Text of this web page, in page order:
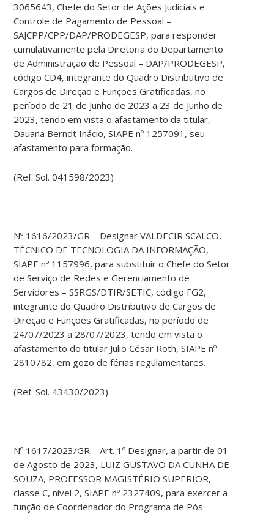
3065643, Chefe do Setor de Ações Judiciais e
Controle de Pagamento de Pessoal –
SAJCPP/CPP/DAP/PRODEGESP, para responder
cumulativamente pela Diretoria do Departamento
de Administração de Pessoal – DAP/PRODEGESP,
código CD4, integrante do Quadro Distributivo de
Cargos de Direção e Funções Gratificadas, no
período de 21 de Junho de 2023 a 23 de Junho de
2023, tendo em vista o afastamento da titular,
Dauana Berndt Inácio, SIAPE nº 1257091, seu
afastamento para formação.
(Ref. Sol. 041598/2023)
Nº 1616/2023/GR – Designar VALDECIR SCALCO,
TÉCNICO DE TECNOLOGIA DA INFORMAÇÃO,
SIAPE nº 1157996, para substituir o Chefe do Setor
de Serviço de Redes e Gerenciamento de
Servidores – SSRGS/DTIR/SETIC, código FG2,
integrante do Quadro Distributivo de Cargos de
Direção e Funções Gratificadas, no período de
24/07/2023 a 28/07/2023, tendo em vista o
afastamento do titular Julio César Roth, SIAPE nº
2810782, em gozo de férias regulamentares.
(Ref. Sol. 43430/2023)
Nº 1617/2023/GR – Art. 1º Designar, a partir de 01
de Agosto de 2023, LUIZ GUSTAVO DA CUNHA DE
SOUZA, PROFESSOR MAGISTÉRIO SUPERIOR,
classe C, nível 2, SIAPE nº 2327409, para exercer a
função de Coordenador do Programa de Pós-